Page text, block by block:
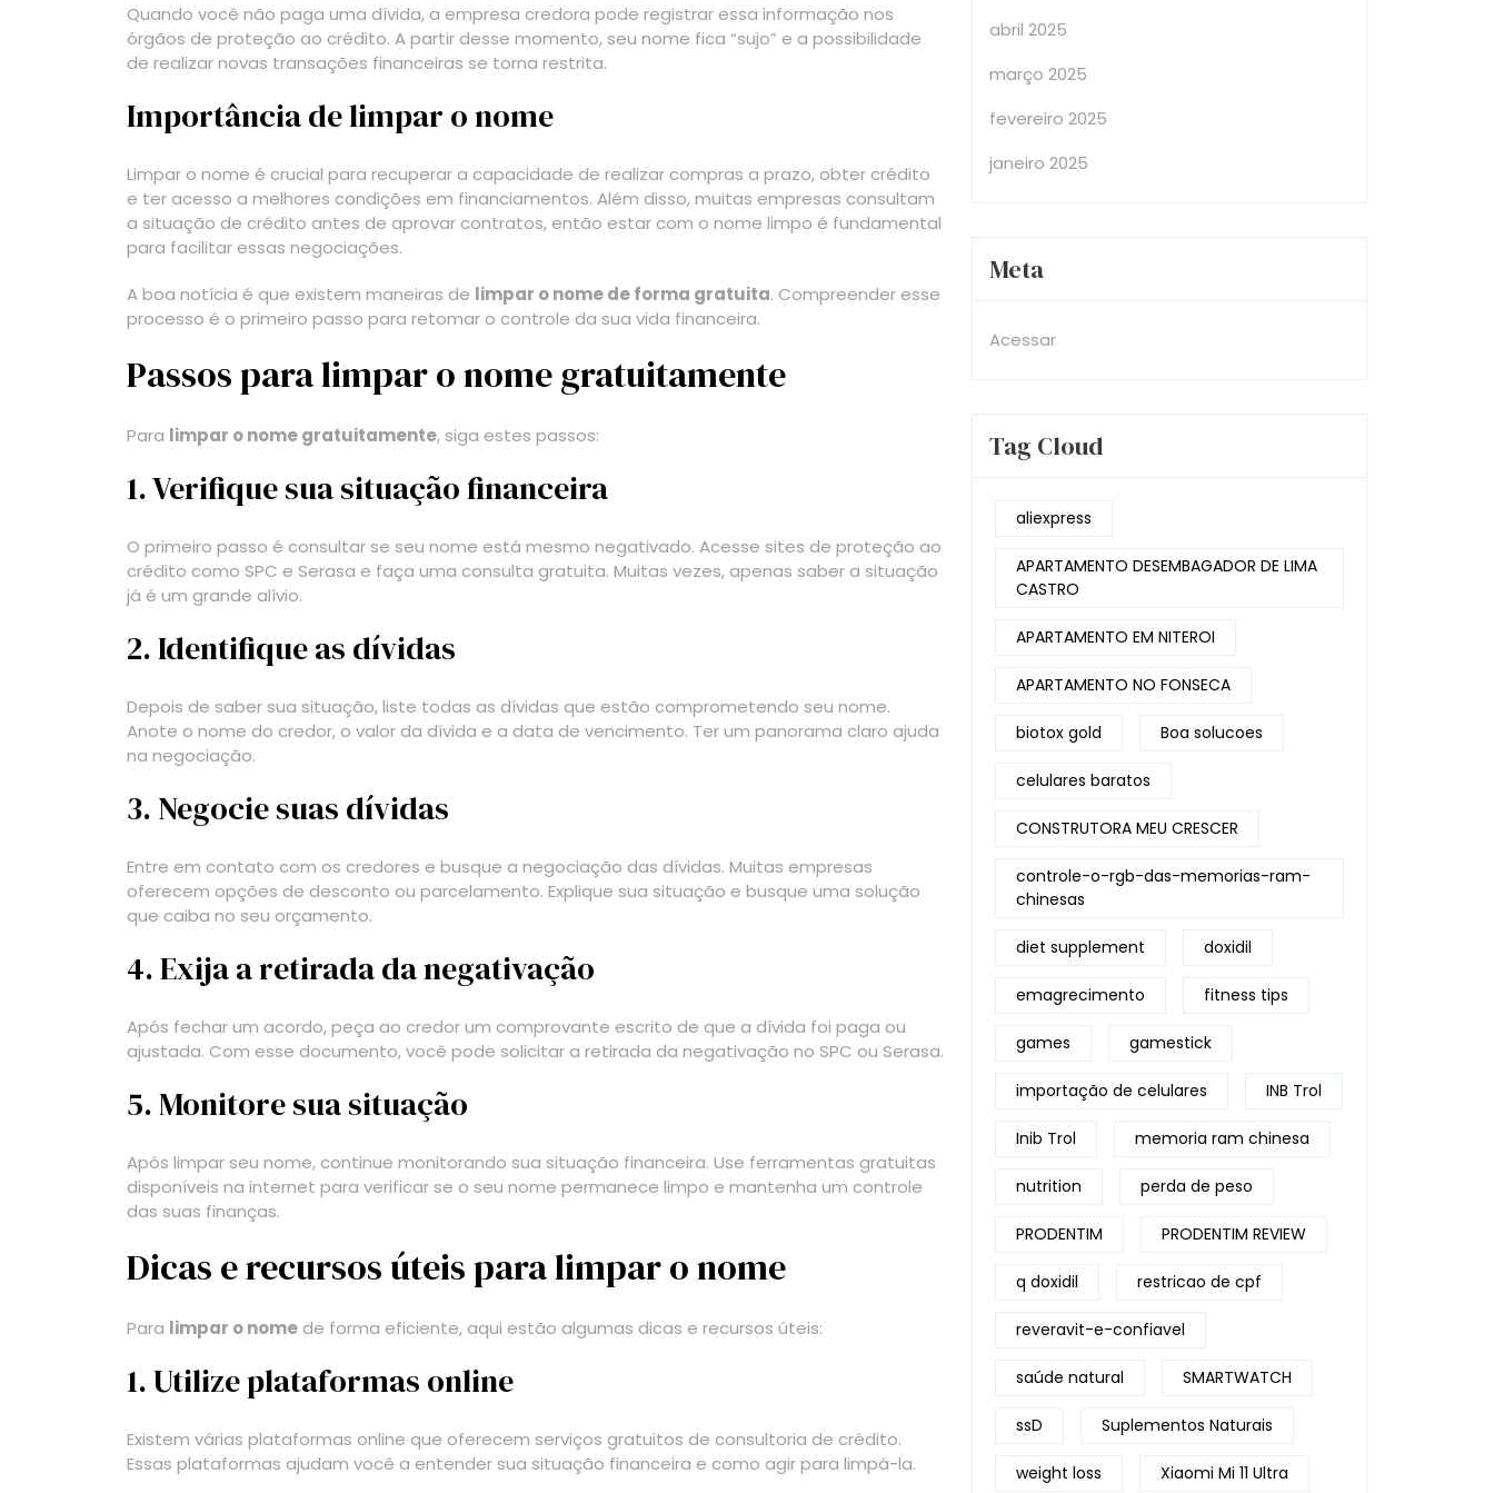
Quando você não paga uma dívida, a empresa credora pode registrar essa informação nos
órgãos de proteção ao crédito. A partir desse momento, seu nome fica “sujo” e a possibilidade
de realizar novas transações financeiras se torna restrita.
Importância de limpar o nome
Limpar o nome é crucial para recuperar a capacidade de realizar compras a prazo, obter crédito
e ter acesso a melhores condições em financiamentos. Além disso, muitas empresas consultam
a situação de crédito antes de aprovar contratos, então estar com o nome limpo é fundamental
para facilitar essas negociações.
A boa notícia é que existem maneiras de limpar o nome de forma gratuita. Compreender esse
processo é o primeiro passo para retomar o controle da sua vida financeira.
Passos para limpar o nome gratuitamente
Para limpar o nome gratuitamente, siga estes passos:
1. Verifique sua situação financeira
O primeiro passo é consultar se seu nome está mesmo negativado. Acesse sites de proteção ao
crédito como SPC e Serasa e faça uma consulta gratuita. Muitas vezes, apenas saber a situação
já é um grande alívio.
2. Identifique as dívidas
Depois de saber sua situação, liste todas as dívidas que estão comprometendo seu nome.
Anote o nome do credor, o valor da dívida e a data de vencimento. Ter um panorama claro ajuda
na negociação.
3. Negocie suas dívidas
Entre em contato com os credores e busque a negociação das dívidas. Muitas empresas
oferecem opções de desconto ou parcelamento. Explique sua situação e busque uma solução
que caiba no seu orçamento.
4. Exija a retirada da negativação
Após fechar um acordo, peça ao credor um comprovante escrito de que a dívida foi paga ou
ajustada. Com esse documento, você pode solicitar a retirada da negativação no SPC ou Serasa.
5. Monitore sua situação
Após limpar seu nome, continue monitorando sua situação financeira. Use ferramentas gratuitas
disponíveis na internet para verificar se o seu nome permanece limpo e mantenha um controle
das suas finanças.
Dicas e recursos úteis para limpar o nome
Para limpar o nome de forma eficiente, aqui estão algumas dicas e recursos úteis:
1. Utilize plataformas online
Existem várias plataformas online que oferecem serviços gratuitos de consultoria de crédito.
Essas plataformas ajudam você a entender sua situação financeira e como agir para limpá-la.
abril 2025
março 2025
fevereiro 2025
janeiro 2025
Meta
Acessar
Tag Cloud
aliexpress
APARTAMENTO DESEMBAGADOR DE LIMA
CASTRO
APARTAMENTO EM NITEROI
APARTAMENTO NO FONSECA
biotox gold Boa solucoes
celulares baratos
CONSTRUTORA MEU CRESCER
controle-o-rgb-das-memorias-ram-
chinesas
diet supplement doxidil
emagrecimento fitness tips
games gamestick
importação de celulares INB Trol
Inib Trol memoria ram chinesa
nutrition perda de peso
PRODENTIM PRODENTIM REVIEW
q doxidil restricao de cpf
reveravit-e-confiavel
saúde natural SMARTWATCH
ssD Suplementos Naturais
weight loss Xiaomi Mi 11 Ultra